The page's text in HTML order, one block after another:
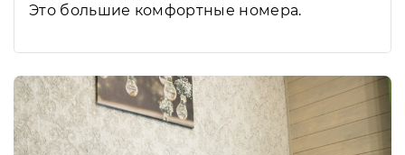
Это большие комфортные номера.